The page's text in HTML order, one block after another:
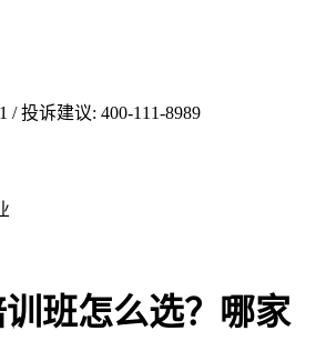
/ 投诉建议: 400-111-8989
班怎么选？哪家